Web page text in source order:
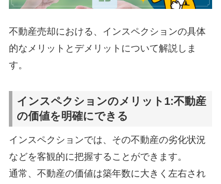
不動産売却における、インスペクションの具体
的なメリットとデメリットについて解説しま
す。
インスペクションのメリット1:不動産
の価値を明確にできる
インスペクションでは、その不動産の劣化状況
などを客観的に把握することができます。
通常、不動産の価値は築年数に大きく左右され